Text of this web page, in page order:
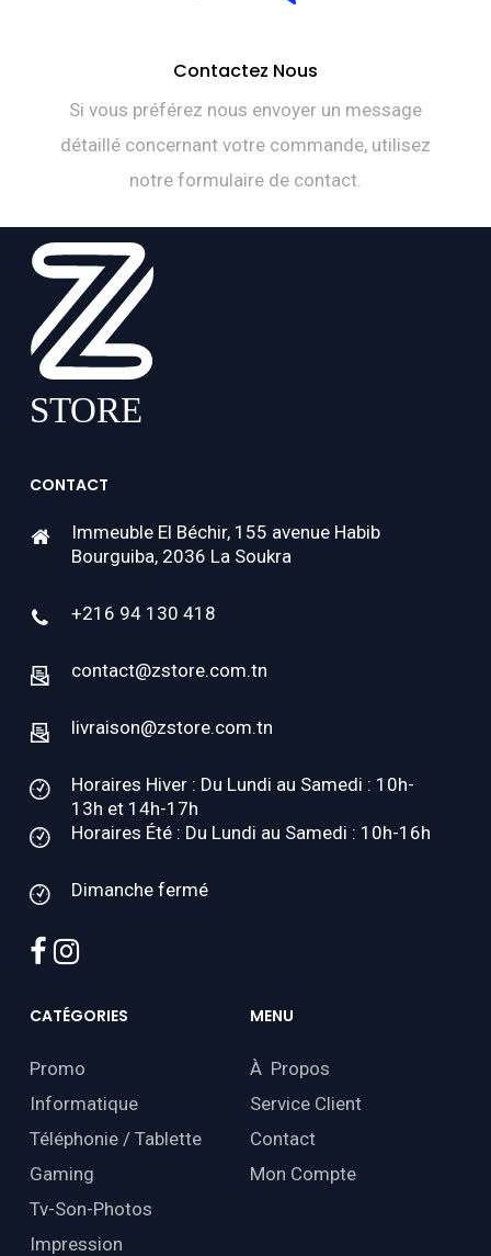
Contactez Nous
Si vous préférez nous envoyer un message
détaillé concernant votre commande, utilisez
notre formulaire de contact.
CONTACT
Immeuble El Béchir, 155 avenue Habib
Bourguiba, 2036 La Soukra
+216 94 130 418
contact@zstore.com.tn
livraison@zstore.com.tn
Horaires Hiver : Du Lundi au Samedi : 10h-
13h et 14h-17h
Horaires Été : Du Lundi au Samedi : 10h-16h
Dimanche fermé
facebook
instagram
CATÉGORIES
Promo
Informatique
Téléphonie / Tablette
Gaming
Tv-Son-Photos
Impression
MENU
À Propos
Service Client
Contact
Mon Compte